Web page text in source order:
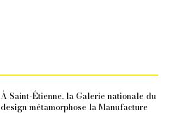
À Saint-Étienne, la Galerie nationale du
design métamorphose la Manufacture